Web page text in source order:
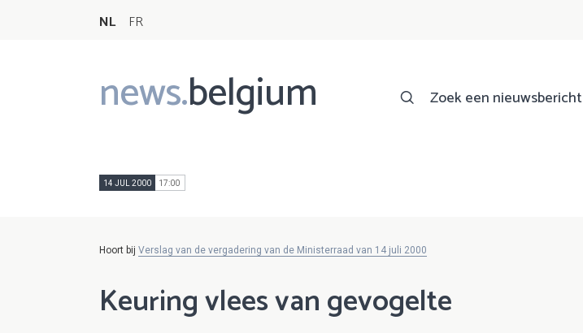
NL FR
news.belgium
Main
navigation
Zoek een nieuwsbericht
14 JUL 2000 17:00
Hoort bij Verslag van de vergadering van de Ministerraad van 14 juli 2000
Keuring vlees van gevogelte